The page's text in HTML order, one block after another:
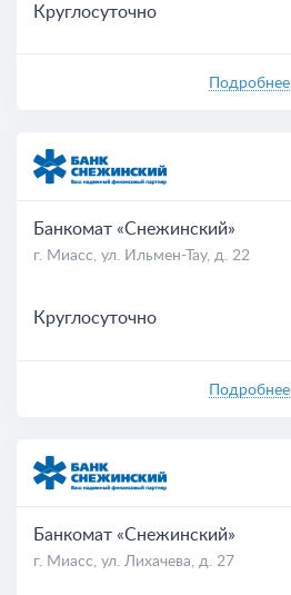
Круглосуточно
Подробнее
Банкомат «Снежинский»
г. Миасс, ул. Ильмен-Тау, д. 22
Круглосуточно
Подробнее
Банкомат «Снежинский»
г. Миасс, ул. Лихачева, д. 27